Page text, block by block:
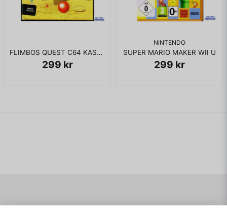
FLIMBOS QUEST C64 KASSETT
299 kr
NINTENDO
SUPER MARIO MAKER WII U
299 kr